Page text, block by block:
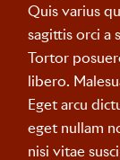
Quis varius
sagittis orci a
Tortor
libero.
Eget arcu
eget nullam
nisi vitae